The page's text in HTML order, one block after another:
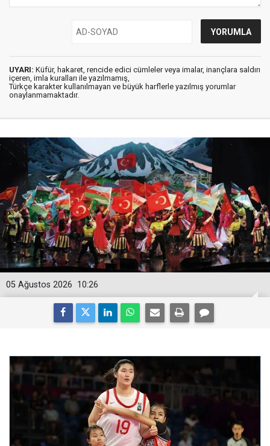
UYARI: Küfür, hakaret, rencide edici cümleler veya imalar, inançlara saldırı
içeren, imla kuralları ile yazılmamış,
Türkçe karakter kullanılmayan ve büyük harflerle yazılmış yorumlar
onaylanmamaktadır.
10:26
05 Ağustos 2026